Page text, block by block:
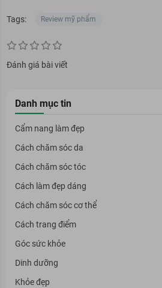
Tags: Review mỹ phẩm
Đánh giá bài viết
Danh mục tin
Cẩm nang làm đẹp
Cách chăm sóc da
Cách chăm sóc tóc
Cách làm đẹp dáng
Cách chăm sóc cơ thể
Cách trang điểm
Góc sức khỏe
Dinh dưỡng
Khỏe đẹp